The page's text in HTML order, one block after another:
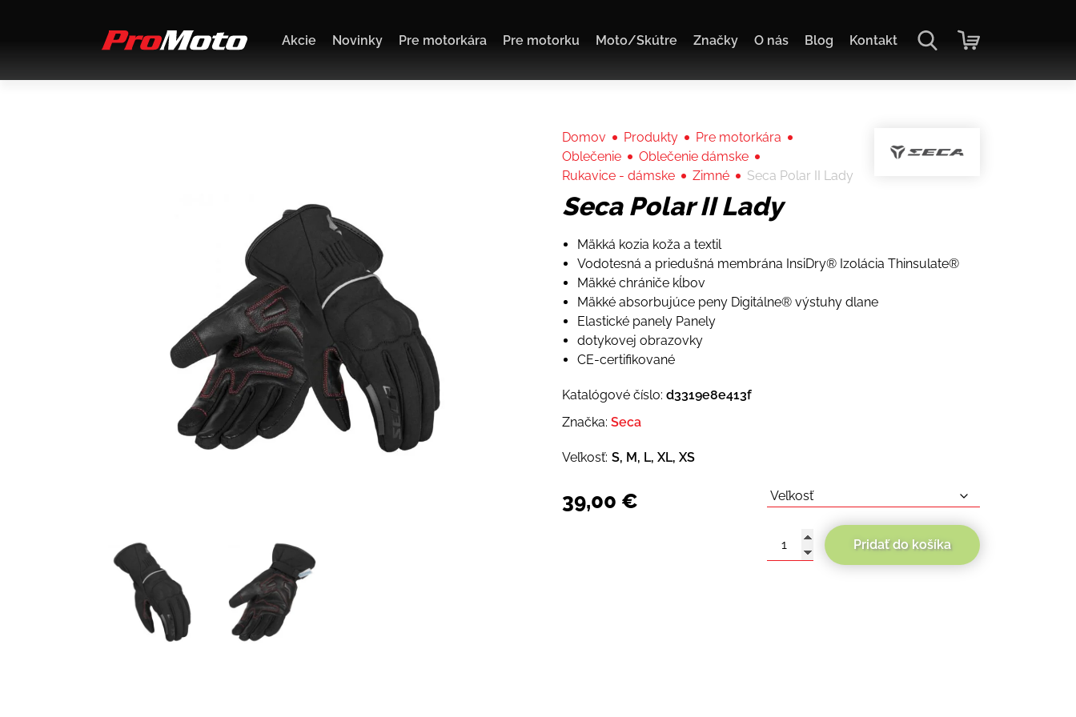
Akcie Novinky Pre motorkára Pre motorku Moto/Skútre Značky O nás Blog Kontakt
Domov Produkty
Pre motorkára
Oblečenie
Oblečenie dámske
Rukavice - dámske
Zimné Seca Polar II Lady
Seca Polar II Lady
Mäkká kozia koža a textil
Vodotesná a priedušná membrána InsiDry® Izolácia Thinsulate®
Mäkké chrániče kĺbov
Mäkké absorbujúce peny Digitálne® výstuhy dlane
Elastické panely Panely
dotykovej obrazovky
CE-certifikované
Katalógové číslo: d3319e8e413f
Značka: Seca
Veľkosť: S, M, L, XL, XS
39,00 €
množstvo
Pridať do košíka